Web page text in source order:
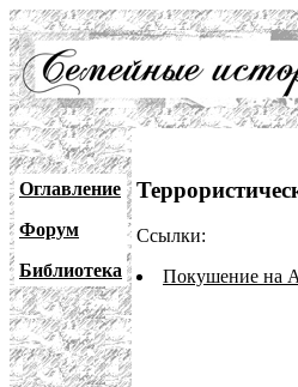
Оглавление
Форум
Библиотека
Ссылки:
Покушение на